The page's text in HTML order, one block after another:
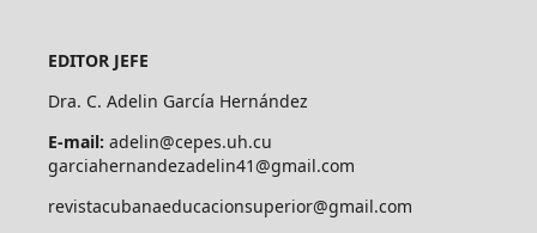
EDITOR JEFE
Dra. C. Adelin García Hernández
E-mail: adelin@cepes.uh.cu
garciahernandezadelin41@gmail.com
revistacubanaeducacionsuperior@gmail.com